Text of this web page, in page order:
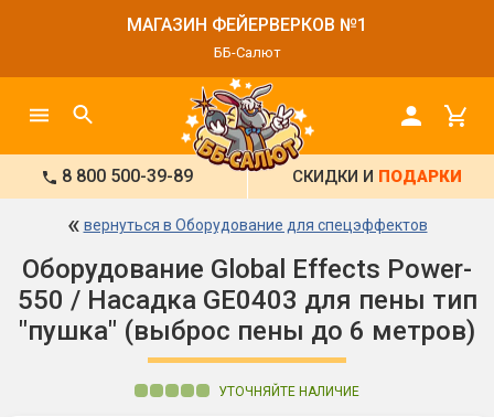
МАГАЗИН ФЕЙЕРВЕРКОВ №1
ББ-Салют
8 800 500-39-89 СКИДКИ И ПОДАРКИ
« вернуться в Оборудование для спецэффектов
Оборудование Global Effects Power-
550 / Насадка GE0403 для пены тип
"пушка" (выброс пены до 6 метров)
УТОЧНЯЙТЕ НАЛИЧИЕ